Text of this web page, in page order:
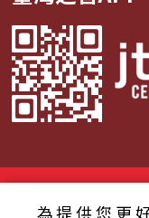
為提供您更